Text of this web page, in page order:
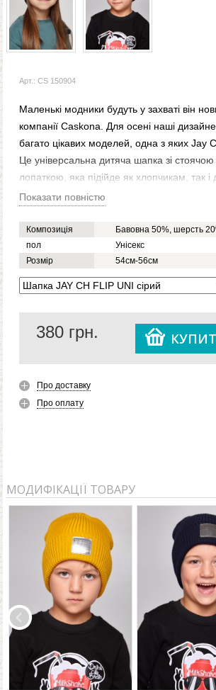
Арт.: CS 150904
Маленькі модники будуть у захваті він
компанії Caskona. Для осені наші
багато цікавих моделей, одна з яких Jay
Це універсальна дитяча шапка зі стоячою
лопаткою, яка підійде як хлопчикам, так і
Вона виготовлена з подвійного в'язаного
який додатково закриває вушка від
стильна нашивка.
Вирішивши купити модну дитячу шапку
ви більше не зіткнетеся з проблемою, що
не хоче одягати головні убори. Цю шапку
одягатиме із задоволенням, адже вона
та зручна, але ще й круто виглядає.
Показати повністю
Композиція
Бавовна 50%, шерсть
пол
Унісекс
Розмір
54см-56см
380 грн.
Про доставку
Про оплату
МОДИФІКАЦІЇ ТОВАРУ